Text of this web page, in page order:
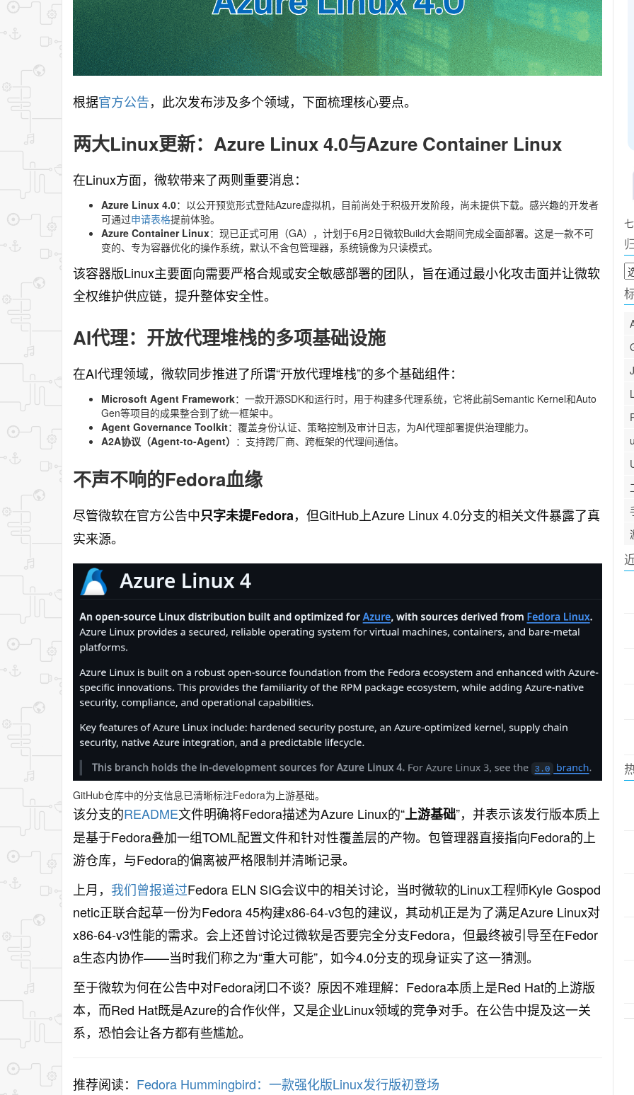
根据官方公告，此次发布涉及多个领域，下面梳理核心要点。
两大Linux更新：Azure Linux 4.0与Azure Container Linux
在Linux方面，微软带来了两则重要消息：
Azure Linux 4.0：以公开预览形式登陆Azure虚拟机，目前尚处于积极开发阶段，尚未提供下载。感兴趣的开发者
可通过申请表格提前体验。
Azure Container Linux：现已正式可用（GA），计划于6月2日微软Build大会期间完成全面部署。这是一款不可
变的、专为容器优化的操作系统，默认不含包管理器，系统镜像为只读模式。
该容器版Linux主要面向需要严格合规或安全敏感部署的团队，旨在通过最小化攻击面并让微软
全权维护供应链，提升整体安全性。
AI代理：开放代理堆栈的多项基础设施
在AI代理领域，微软同步推进了所谓“开放代理堆栈”的多个基础组件：
Microsoft Agent Framework：一款开源SDK和运行时，用于构建多代理系统，它将此前Semantic Kernel和Auto
Gen等项目的成果整合到了统一框架中。
Agent Governance Toolkit：覆盖身份认证、策略控制及审计日志，为AI代理部署提供治理能力。
A2A协议（Agent-to-Agent） ：支持跨厂商、跨框架的代理间通信。
不声不响的Fedora血缘
尽管微软在官方公告中只字未提Fedora，但GitHub上Azure Linux 4.0分支的相关文件暴露了真
实来源。
GitHub仓库中的分支信息已清晰标注Fedora为上游基础。
该分支的README文件明确将Fedora描述为Azure Linux的“上游基础”，并表示该发行版本质上
是基于Fedora叠加一组TOML配置文件和针对性覆盖层的产物。包管理器直接指向Fedora的上
游仓库，与Fedora的偏离被严格限制并清晰记录。
上月， 我们曾报道过Fedora ELN SIG会议中的相关讨论，当时微软的Linux工程师Kyle Gospod
netic正联合起草一份为Fedora 45构建x86-64-v3包的建议，其动机正是为了满足Azure Linux对
x86-64-v3性能的需求。会上还曾讨论过微软是否要完全分支Fedora，但最终被引导至在Fedor
a生态内协作——当时我们称之为“重大可能”，如今4.0分支的现身证实了这一猜测。
至于微软为何在公告中对Fedora闭口不谈？原因不难理解：Fedora本质上是Red Hat的上游版
本，而Red Hat既是Azure的合作伙伴，又是企业Linux领域的竞争对手。在公告中提及这一关
系，恐怕会让各方都有些尴尬。
推荐阅读： Fedora Hummingbird：一款强化版Linux发行版初登场
归
档